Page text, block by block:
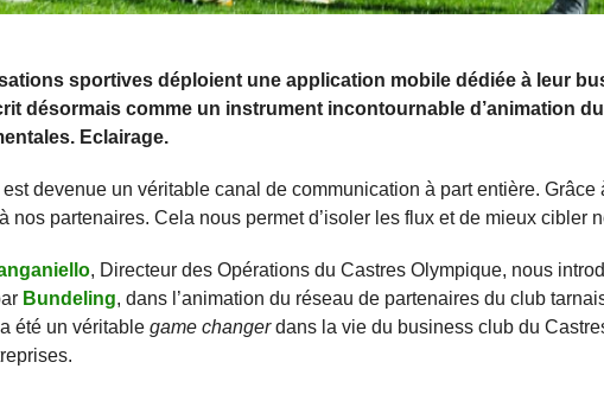
sportives déploient une application mobile dédiée à leur
désormais comme un instrument incontournable d’animation
Eclairage.
devenue un véritable canal de communication à part entière. Grâce
nos partenaires. Cela nous permet d’isoler les flux et de mieux cibler
, Directeur des Opérations du Castres Olympique, nous
Bundeling, dans l’animation du réseau de partenaires du club
été un véritable game changerdans la vie du business club du